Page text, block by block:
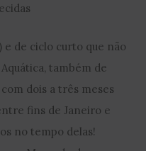
e de ciclo curto que não
também de
dois a três meses
fins de Janeiro e
no tempo delas!